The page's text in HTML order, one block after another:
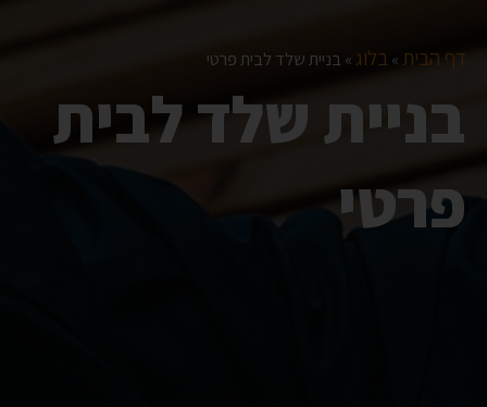
דף הבית » בלוג » בניית שלד לבית פרטי
בניית שלד לבית
פרטי